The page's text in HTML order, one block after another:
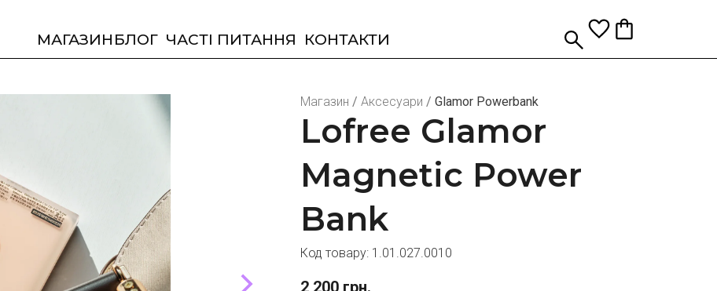
МАГАЗИН БЛОГ ЧАСТІ ПИТАННЯ КОНТАКТИ
Магазин / Аксесуари / Glamor Powerbank
Lofree Glamor
Magnetic Power
Bank
Код товару: 1.01.027.0010
2 200 грн.